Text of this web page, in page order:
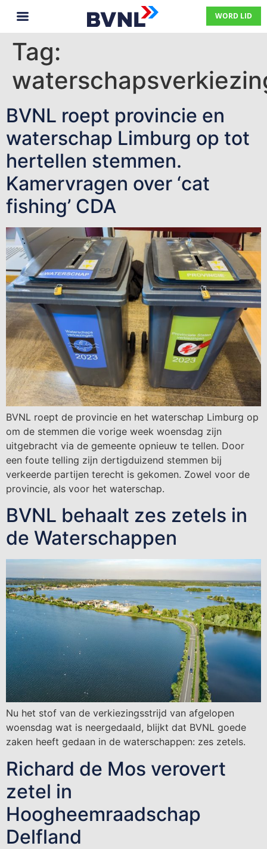
WORD LID
Tag:
BVNL roept provincie en
waterschap Limburg op tot
hertellen stemmen.
Kamervragen over ‘cat
fishing’ CDA
BVNL roept de provincie en het waterschap Limburg op
om de stemmen die vorige week woensdag zijn
uitgebracht via de gemeente opnieuw te tellen. Door
een foute telling zijn dertigduizend stemmen bij
verkeerde partijen terecht is gekomen. Zowel voor de
provincie, als voor het waterschap.
BVNL behaalt zes zetels in
de Waterschappen
Nu het stof van de verkiezingsstrijd van afgelopen
woensdag wat is neergedaald, blijkt dat BVNL goede
zaken heeft gedaan in de waterschappen: zes zetels.
Richard de Mos verovert
zetel in
Hoogheemraadschap
Delfland